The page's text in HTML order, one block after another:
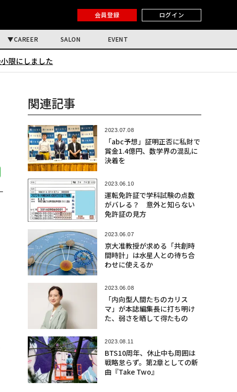
会員登録 ログイン
CAREER SALON EVENT
限にしました
関連記事
2023.07.08
「abc予想」証明正否に私財で
賞金1.4億円、数学界の混乱に
決着を
2023.06.10
運転免許証で学科試験の点数
がバレる？ 意外と知らない
免許証の見方
2023.06.07
京大准教授が求める「共創時
間時計」は水星人との待ち合
わせに使えるか
2023.06.08
「内向型人間たちのカリス
マ」が本誌編集長に打ち明け
た、弱さを晒して得たもの
2023.08.11
BTS10周年、休止中も周囲は
戦略怠らず。第2章としての新
曲『Take Two』